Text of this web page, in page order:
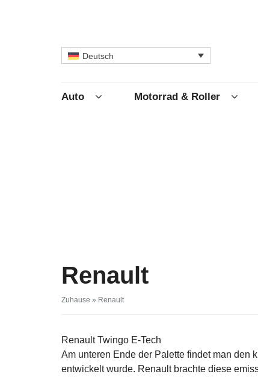
Deutsch
Auto Motorrad & Roller
Renault
Zuhause » Renault
Renault Twingo E-Tech
Am unteren Ende der Palette findet man den
entwickelt wurde. Renault brachte diese